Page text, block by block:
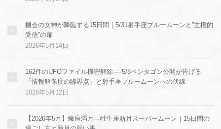
機会の女神が降臨する15日間｜5/31射手座ブルームーンと”主権的
受信”の扉
2026年5月14日
162件のUFOファイル機密解除──5/8ペンタゴン公開が告げる
「情報解像度の臨界点」と射手座ブルームーンへの伏線
2026年5月12日
【2026年5月】蠍座満月→牡牛座新月スーパームーン｜15日間の